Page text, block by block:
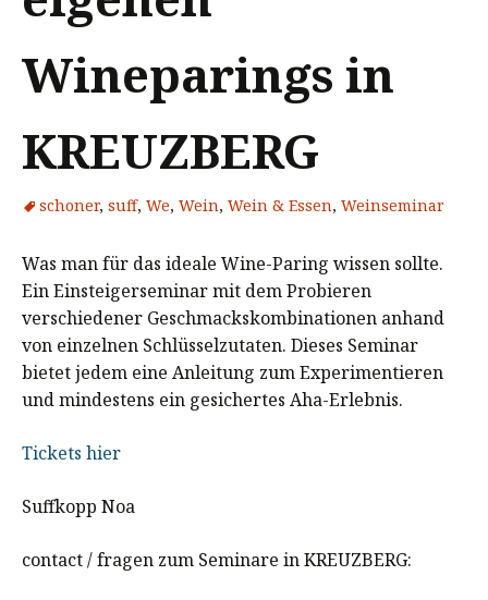
Wineparings in
KREUZBERG
schoner, suff, We, Wein, Wein & Essen, Weinseminar
Was man für das ideale Wine-Paring wissen sollte.
Ein Einsteigerseminar mit dem Probieren
verschiedener Geschmackskombinationen anhand
von einzelnen Schlüsselzutaten. Dieses Seminar
bietet jedem eine Anleitung zum Experimentieren
und mindestens ein gesichertes Aha-Erlebnis.
Tickets hier
Suffkopp Noa
contact / fragen zum Seminare in KREUZBERG: